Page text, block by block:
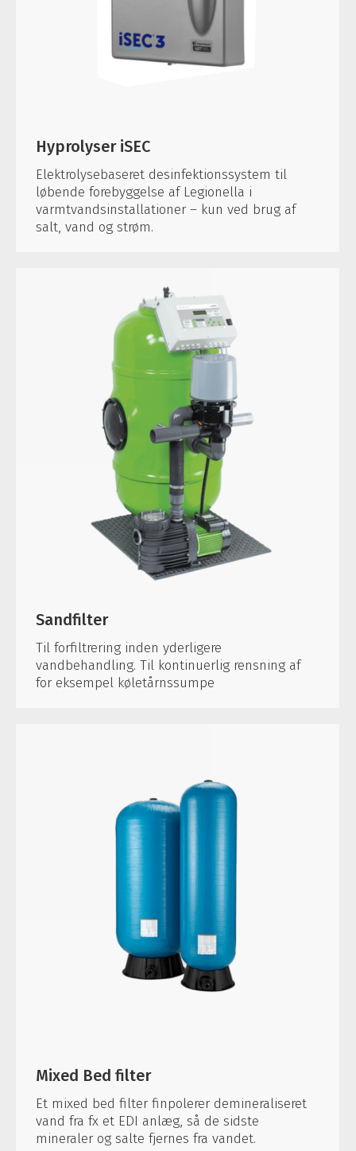
Hyprolyser iSEC
Elektrolysebaseret desinfektionssystem til
løbende forebyggelse af Legionella i
varmtvandsinstallationer – kun ved brug af
salt, vand og strøm.
Sandfilter
Til forfiltrering inden yderligere
vandbehandling. Til kontinuerlig rensning af
for eksempel køletårnssumpe
Mixed Bed filter
Et mixed bed filter finpolerer demineraliseret
vand fra fx et EDI anlæg, så de sidste
mineraler og salte fjernes fra vandet.